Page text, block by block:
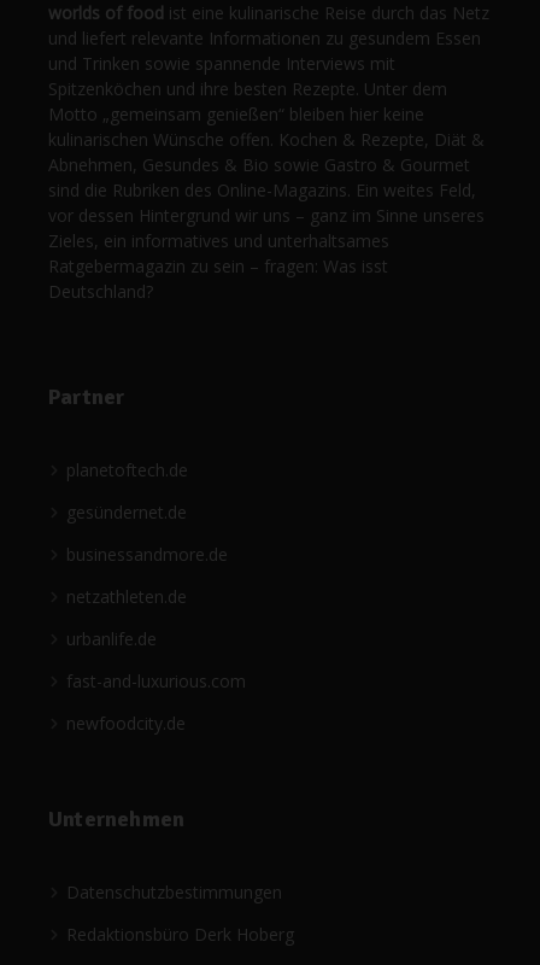
worlds of food ist eine kulinarische Reise durch das Netz
und liefert relevante Informationen zu gesundem Essen
und Trinken sowie spannende Interviews mit
Spitzenköchen und ihre besten Rezepte. Unter dem
Motto „gemeinsam genießen“ bleiben hier keine
kulinarischen Wünsche offen. Kochen & Rezepte, Diät &
Abnehmen, Gesundes & Bio sowie Gastro & Gourmet
sind die Rubriken des Online-Magazins. Ein weites Feld,
vor dessen Hintergrund wir uns – ganz im Sinne unseres
Zieles, ein informatives und unterhaltsames
Ratgebermagazin zu sein – fragen: Was isst
Deutschland?
Partner
planetoftech.de
gesündernet.de
businessandmore.de
netzathleten.de
urbanlife.de
fast-and-luxurious.com
newfoodcity.de
Unternehmen
Datenschutzbestimmungen
Redaktionsbüro Derk Hoberg